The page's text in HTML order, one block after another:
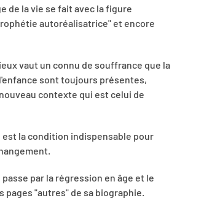
de la vie se fait avec la figure
autoréalisatrice" et encore
vaut un connu de souffrance que la
sont toujours présentes,
contexte qui est celui de
la condition indispensable pour
par la régression en âge et le
"autres" de sa biographie.